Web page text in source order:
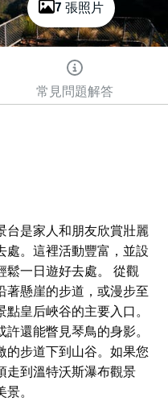
7 張照片
常見問題解答
台是家人和朋友欣賞壯麗
處。這裡活動豐富，並設
鬆一日遊好去處。 從觀
著懸崖的步道，或漫步至
皇后峽谷的主要入口。
還能瞥見琴鳥的身影。
的步道下到山谷。如果您
走到溫特沃斯瀑布觀景
。